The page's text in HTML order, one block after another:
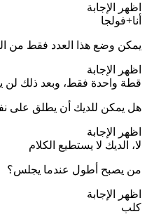
اظهر الإجابة
أنا+فولجا
يمكن وضع هذا العدد فقط من
اظهر الإجابة
قطة واحدة فقط، وبعد ذلك لن
هل يمكن للديك أن يطلق على
اظهر الإجابة
لا، الديك لا يستطيع الكلام
من يصبح أطول عندما يجلس؟
اظهر الإجابة
كلب